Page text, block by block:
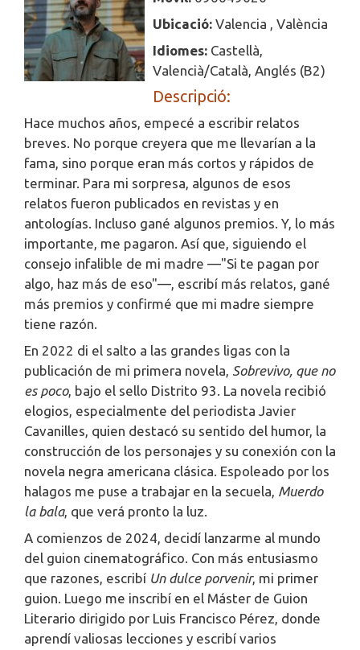
Ubicació: Valencia , València
Idiomes: Castellà,
Valencià/Català, Anglés (B2)
Descripció:
Hace muchos años, empecé a escribir relatos
breves. No porque creyera que me llevarían a la
fama, sino porque eran más cortos y rápidos de
terminar. Para mi sorpresa, algunos de esos
relatos fueron publicados en revistas y en
antologías. Incluso gané algunos premios. Y, lo más
importante, me pagaron. Así que, siguiendo el
consejo infalible de mi madre —"Si te pagan por
algo, haz más de eso"—, escribí más relatos, gané
más premios y confirmé que mi madre siempre
tiene razón.
En 2022 di el salto a las grandes ligas con la
publicación de mi primera novela, Sobrevivo, que no
es poco, bajo el sello Distrito 93. La novela recibió
elogios, especialmente del periodista Javier
Cavanilles, quien destacó su sentido del humor, la
construcción de los personajes y su conexión con la
novela negra americana clásica. Espoleado por los
halagos me puse a trabajar en la secuela, Muerdo
la bala, que verá pronto la luz.
A comienzos de 2024, decidí lanzarme al mundo
del guion cinematográfico. Con más entusiasmo
que razones, escribí Un dulce porvenir, mi primer
guion. Luego me inscribí en el Máster de Guion
Literario dirigido por Luis Francisco Pérez, donde
aprendí valiosas lecciones y escribí varios